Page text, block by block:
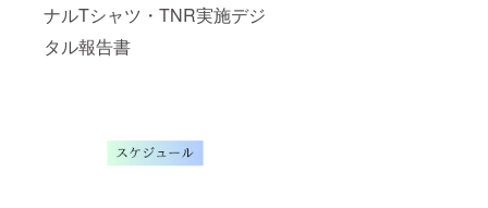
ナルTシャツ・TNR実施デジ
タル報告書